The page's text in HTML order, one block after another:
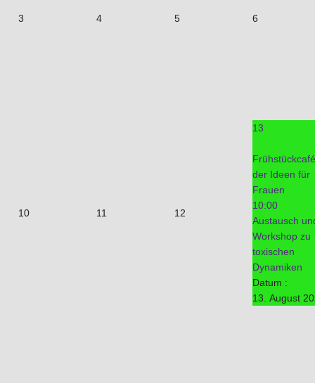
3 4 5 6
10 11 12
13
Frühstückcafé
der Ideen für
Frauen
10:00
Austausch
Workshop zu
toxischen
Dynamiken
Datum :
13. August